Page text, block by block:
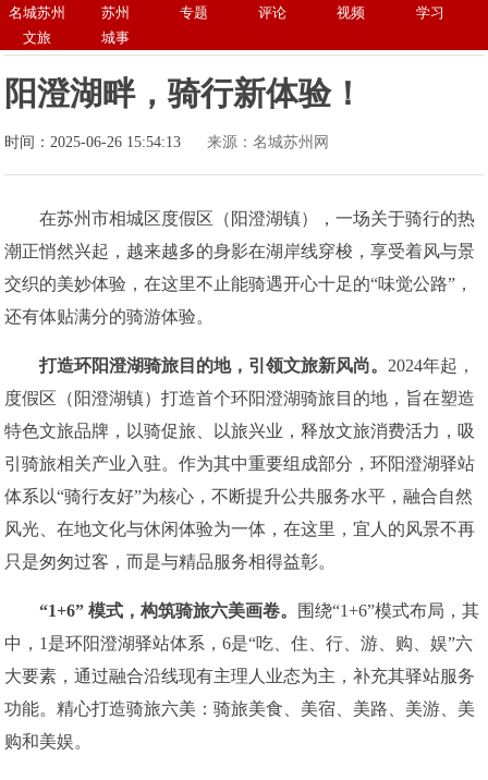
名城苏州 苏州 专题 评论 视频
学习
文旅
城事
阳澄湖畔，骑行新体验！
时间：2025-06-26 15:54:13 来源：名城苏州网
在苏州市相城区度假区（阳澄湖镇），一场关于骑行的热
潮正悄然兴起，越来越多的身影在湖岸线穿梭，享受着风与景
交织的美妙体验，在这里不止能骑遇开心十足的“味觉公路”，
还有体贴满分的骑游体验。
打造环阳澄湖骑旅目的地， 引领文旅新风尚。 2024年起，
度假区（阳澄湖镇）打造首个环阳澄湖骑旅目的地，旨在塑造
特色文旅品牌，以骑促旅、以旅兴业，释放文旅消费活力，吸
引骑旅相关产业入驻。作为其中重要组成部分，环阳澄湖驿站
体系以“骑行友好”为核心，不断提升公共服务水平，融合自然
风光、在地文化与休闲体验为一体，在这里，宜人的风景不再
只是匆匆过客，而是与精品服务相得益彰。
“1+6” 模式 ，构筑骑旅六美画卷。 围绕“1+6”模式布局，其
中，1是环阳澄湖驿站体系，6是“吃、住、行、游、购、娱”六
大要素，通过融合沿线现有主理人业态为主，补充其驿站服务
功能。精心打造骑旅六美：骑旅美食、美宿、美路、美游、美
购和美娱。